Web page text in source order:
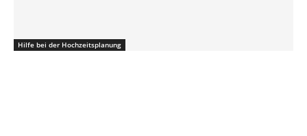
Hilfe bei der Hochzeitsplanung